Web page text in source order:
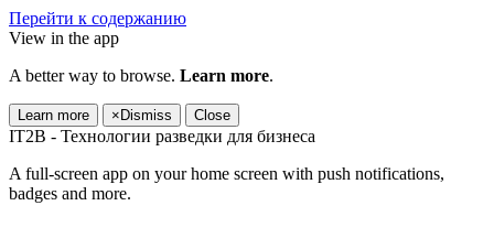
Перейти к содержанию
View in the app
A better way to browse. Learn more.
Learn more × Dismiss Close
IT2B - Технологии разведки для бизнеса
A full-screen app on your home screen with push notifications,
badges and more.